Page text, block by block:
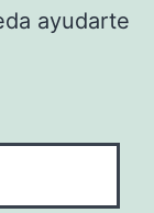
ayudarte